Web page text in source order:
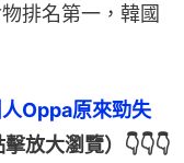
排名第一，韓國
Oppa原來勁失
擊放大瀏覽）👇👇👇